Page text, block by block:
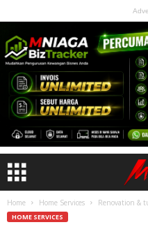
Home Home Services Renovation &
HOME SERVICES